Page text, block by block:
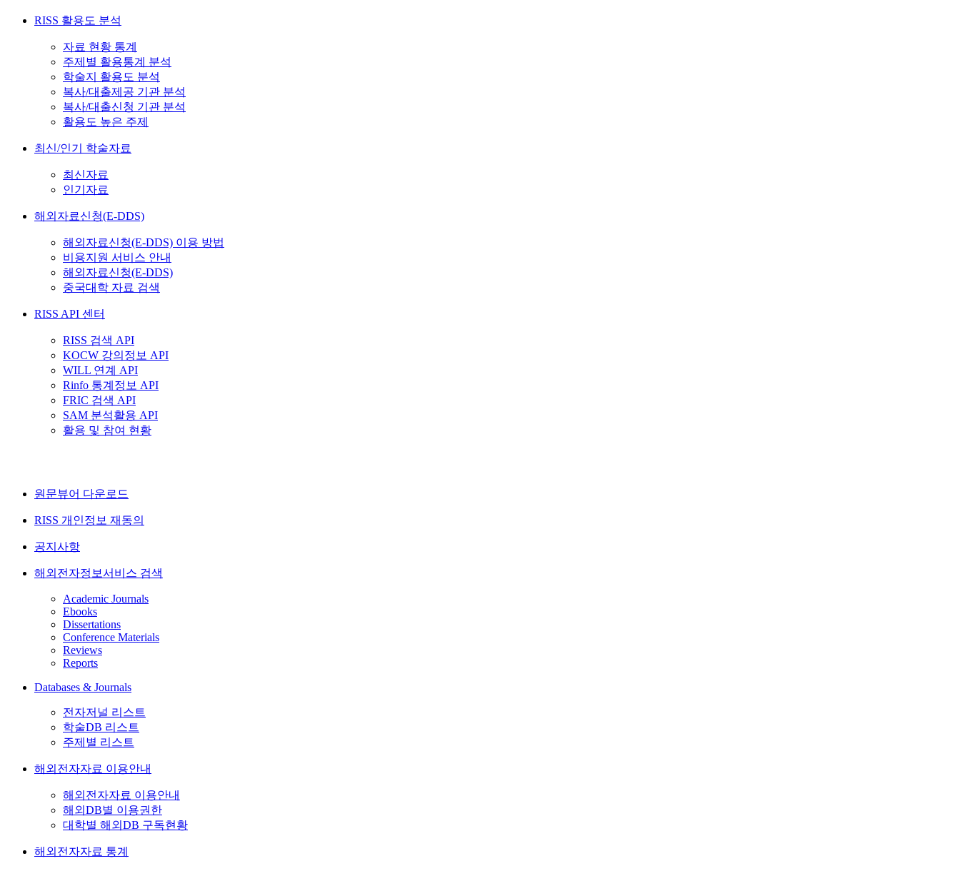
RISS 활용도 분석
자료 현황 통계
주제별 활용통계 분석
학술지 활용도 분석
복사/대출제공 기관 분석
복사/대출신청 기관 분석
활용도 높은 주제
최신/인기 학술자료
최신자료
인기자료
해외자료신청(E-DDS)
해외자료신청(E-DDS) 이용 방법
비용지원 서비스 안내
해외자료신청(E-DDS)
중국대학 자료 검색
RISS API 센터
RISS 검색 API
KOCW 강의정보 API
WILL 연계 API
Rinfo 통계정보 API
FRIC 검색 API
SAM 분석활용 API
활용 및 참여 현황
원문뷰어 다운로드
RISS 개인정보 재동의
공지사항
해외전자정보서비스 검색
Academic Journals
Ebooks
Dissertations
Conference Materials
Reviews
Reports
Databases & Journals
전자저널 리스트
학술DB 리스트
주제별 리스트
해외전자자료 이용안내
해외전자자료 이용안내
해외DB별 이용권한
대학별 해외DB 구독현황
해외전자자료 통계